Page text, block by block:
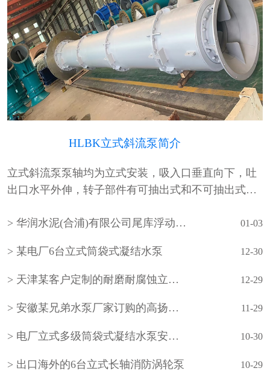
HLBK立式斜流泵简介
立式斜流泵泵轴均为立式安装，吸入口垂直向下，吐
出口水平外伸，转子部件有可抽出式和不可抽出式两
通常为一级，根据需要也可设计成多级。泵的轴承采
华润水泥(合浦)有限公司尾库浮动式取水泵站立式长轴泵安装现场 01-03
某电厂6台立式筒袋式凝结水泵 12-30
天津某客户定制的耐磨耐腐蚀立式长轴泵 12-29
安徽某兄弟水泵厂家订购的高扬程立式长轴泵 11-29
电厂立式多级筒袋式凝结水泵安装现场 10-30
出口海外的6台立式长轴消防涡轮泵 10-29